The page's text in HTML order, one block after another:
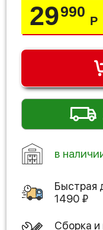
29990
Р
в
Быстрая
1490 ₽
Сборка